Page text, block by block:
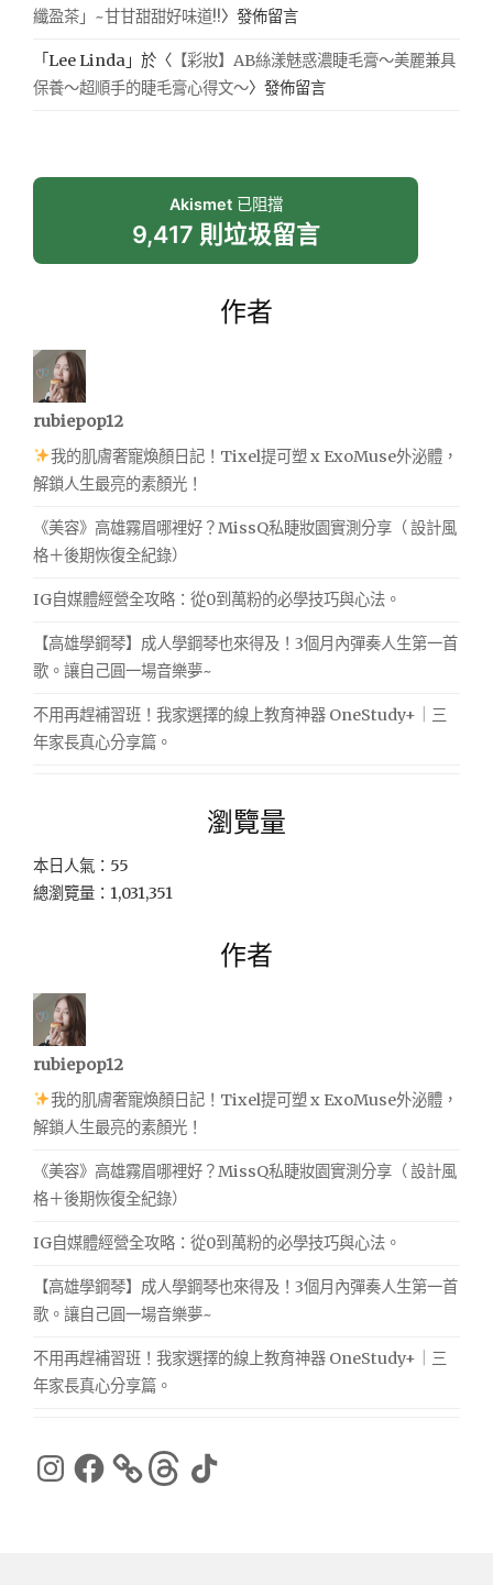
纖盈茶」~甘甘甜甜好味道!!〉發佈留言
「Lee Linda 」於〈 【彩妝】AB絲漾魅惑濃睫毛膏～美麗兼具
保養～超順手的睫毛膏心得文～〉發佈留言
Akismet已阻擋
9,417 則垃圾留言
作者
rubiepop12
我的肌膚奢寵煥顏日記！Tixel提可塑 x ExoMuse外泌體，
解鎖人生最亮的素顏光！
《美容》高雄霧眉哪裡好？MissQ私睫妝園實測分享（ 設計風
格＋後期恢復全紀錄）
IG自媒體經營全攻略：從0到萬粉的必學技巧與心法。
【高雄學鋼琴】成人學鋼琴也來得及！3個月內彈奏人生第一首
歌。讓自己圓一場音樂夢~
不用再趕補習班！我家選擇的線上教育神器 OneStudy+｜三
年家長真心分享篇。
瀏覽量
本日人氣：55
總瀏覽量：1,031,351
作者
rubiepop12
我的肌膚奢寵煥顏日記！Tixel提可塑 x ExoMuse外泌體，
解鎖人生最亮的素顏光！
《美容》高雄霧眉哪裡好？MissQ私睫妝園實測分享（ 設計風
格＋後期恢復全紀錄）
IG自媒體經營全攻略：從0到萬粉的必學技巧與心法。
【高雄學鋼琴】成人學鋼琴也來得及！3個月內彈奏人生第一首
歌。讓自己圓一場音樂夢~
不用再趕補習班！我家選擇的線上教育神器 OneStudy+｜三
年家長真心分享篇。
Instagram
Facebook ThreadsTikTok